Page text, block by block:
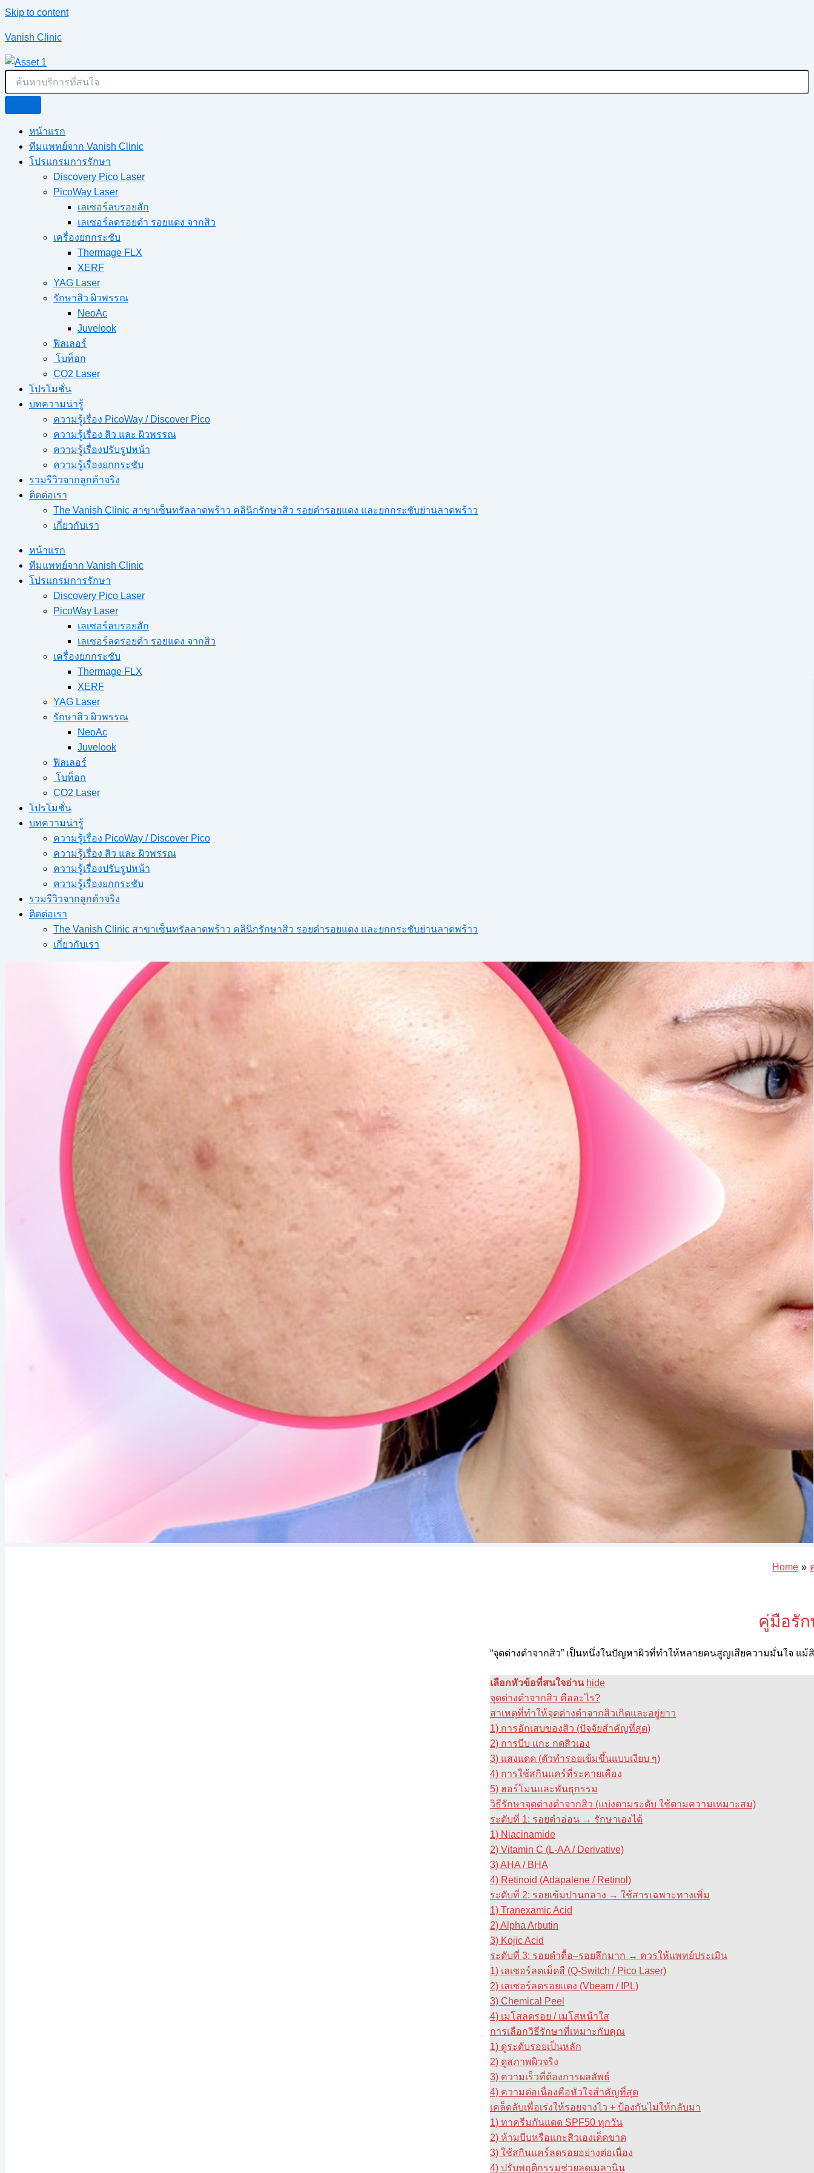
Skip to content
Vanish Clinic
หน้าแรก
ทีมแพทย์จาก Vanish Clinic
โปรแกรมการรักษา
Discovery Pico Laser
PicoWay Laser
เลเซอร์ลบรอยสัก
เลเซอร์ลดรอยดำ รอยแดง จากสิว
เครื่องยกกระชับ
Thermage FLX
XERF
YAG Laser
รักษาสิว ผิวพรรณ
NeoAc
Juvelook
ฟิลเลอร์
โบท็อก
CO2 Laser
โปรโมชั่น
บทความน่ารู้
ความรู้เรื่อง PicoWay / Discover Pico
ความรู้เรื่อง สิว และ ผิวพรรณ
ความรู้เรื่องปรับรูปหน้า
ความรู้เรื่องยกกระชับ
รวมรีวิวจากลูกค้าจริง
ติดต่อเรา
The Vanish Clinic สาขาเซ็นทรัลลาดพร้าว คลินิกรักษาสิว รอยดำรอยแดง และยกกระชับย่านลาดพร้าว
เกี่ยวกับเรา
หน้าแรก
ทีมแพทย์จาก Vanish Clinic
โปรแกรมการรักษา
Discovery Pico Laser
PicoWay Laser
เลเซอร์ลบรอยสัก
เลเซอร์ลดรอยดำ รอยแดง จากสิว
เครื่องยกกระชับ
Thermage FLX
XERF
YAG Laser
รักษาสิว ผิวพรรณ
NeoAc
Juvelook
ฟิลเลอร์
โบท็อก
CO2 Laser
โปรโมชั่น
บทความน่ารู้
ความรู้เรื่อง PicoWay / Discover Pico
ความรู้เรื่อง สิว และ ผิวพรรณ
ความรู้เรื่องปรับรูปหน้า
ความรู้เรื่องยกกระชับ
รวมรีวิวจากลูกค้าจริง
ติดต่อเรา
The Vanish Clinic สาขาเซ็นทรัลลาดพร้าว คลินิกรักษาสิว รอยดำรอยแดง และยกกระชับย่านลาดพร้าว
เกี่ยวกับเรา
Home
คู่มือรัก
“จุดด่างดำจากสิว” เป็นหนึ่งในปัญหาผิวที่ทำให้หลายคนสูญเสียความมั่นใจ แ
เลือกหัวข้อที่สนใจอ่าน hide
จุดด่างดําจากสิว คืออะไร?
สาเหตุที่ทำให้จุดด่างดําจากสิวเกิดและอยู่ยาว
1) การอักเสบของสิว (ปัจจัยสำคัญที่สุด)
2) การบีบ แกะ กดสิวเอง
3) แสงแดด (ตัวทำรอยเข้มขึ้นแบบเงียบ ๆ)
4) การใช้สกินแคร์ที่ระคายเคือง
5) ฮอร์โมนและพันธุกรรม
วิธีรักษาจุดด่างดําจากสิว (แบ่งตามระดับ ใช้ตามความเหมาะสม)
ระดับที่ 1: รอยดำอ่อน → รักษาเองได้
1) Niacinamide
2) Vitamin C (L-AA / Derivative)
3) AHA / BHA
4) Retinoid (Adapalene / Retinol)
ระดับที่ 2: รอยเข้มปานกลาง → ใช้สารเฉพาะทางเพิ่ม
1) Tranexamic Acid
2) Alpha Arbutin
3) Kojic Acid
ระดับที่ 3: รอยดำดื้อ–รอยลึกมาก → ควรให้แพทย์ประเมิน
1) เลเซอร์ลดเม็ดสี (Q-Switch / Pico Laser)
2) เลเซอร์ลดรอยแดง (Vbeam / IPL)
3) Chemical Peel
4) เมโสลดรอย / เมโสหน้าใส
การเลือกวิธีรักษาที่เหมาะกับคุณ
1) ดูระดับรอยเป็นหลัก
2) ดูสภาพผิวจริง
3) ความเร็วที่ต้องการผลลัพธ์
4) ความต่อเนื่องคือหัวใจสำคัญที่สุด
เคล็ดลับเพื่อเร่งให้รอยจางไว + ป้องกันไม่ให้กลับมา
1) ทาครีมกันแดด SPF50 ทุกวัน
2) ห้ามบีบหรือแกะสิวเองเด็ดขาด
3) ใช้สกินแคร์ลดรอยอย่างต่อเนื่อง
4) ปรับพฤติกรรมช่วยลดเมลานิน